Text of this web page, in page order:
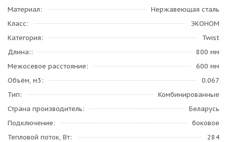
Материал
Нержавеющая сталь
Класс
ЭКОНОМ
Категория
Twist
Длина:
800 мм
Межосевое расстояние
600 мм
Объём, м3
0.067
Тип
Комбинированные
Страна производитель
Беларусь
Подключение
боковое
Тепловой поток, Вт
284